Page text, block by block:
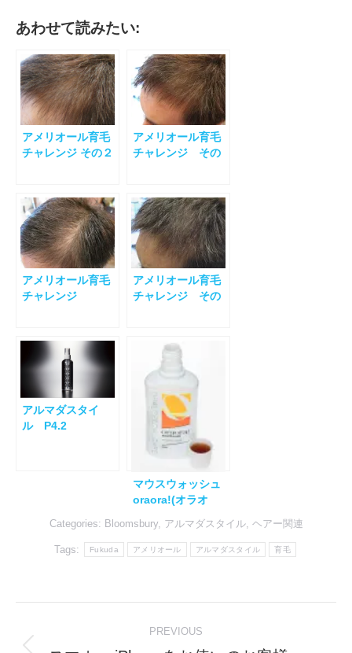
あわせて読みたい:
アメリオール育毛
チャレンジ その２
アメリオール育毛
チャレンジ その
アメリオール育毛
チャレンジ
アメリオール育毛
チャレンジ その
アルマダスタイ
ル P4.2
マウスウォッシュ
oraora!(オラオ
Categories: Bloomsbury, アルマダスタイル, ヘアー関連
Tags: Fukuda アメリオール アルマダスタイル 育毛
PREVIOUS